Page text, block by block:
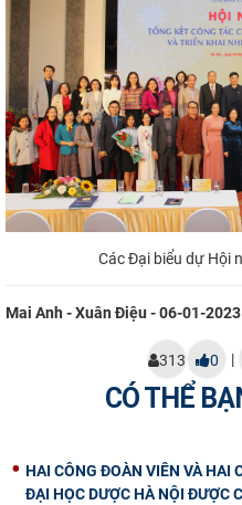
Các Đại biểu dự Hội
Mai Anh - Xuân Điệu - 06-01-2023
313 0 |
CÓ THỂ
HAI CÔNG ĐOÀN VIÊN VÀ HAI
ĐẠI HỌC DƯỢC HÀ NỘI ĐƯỢC